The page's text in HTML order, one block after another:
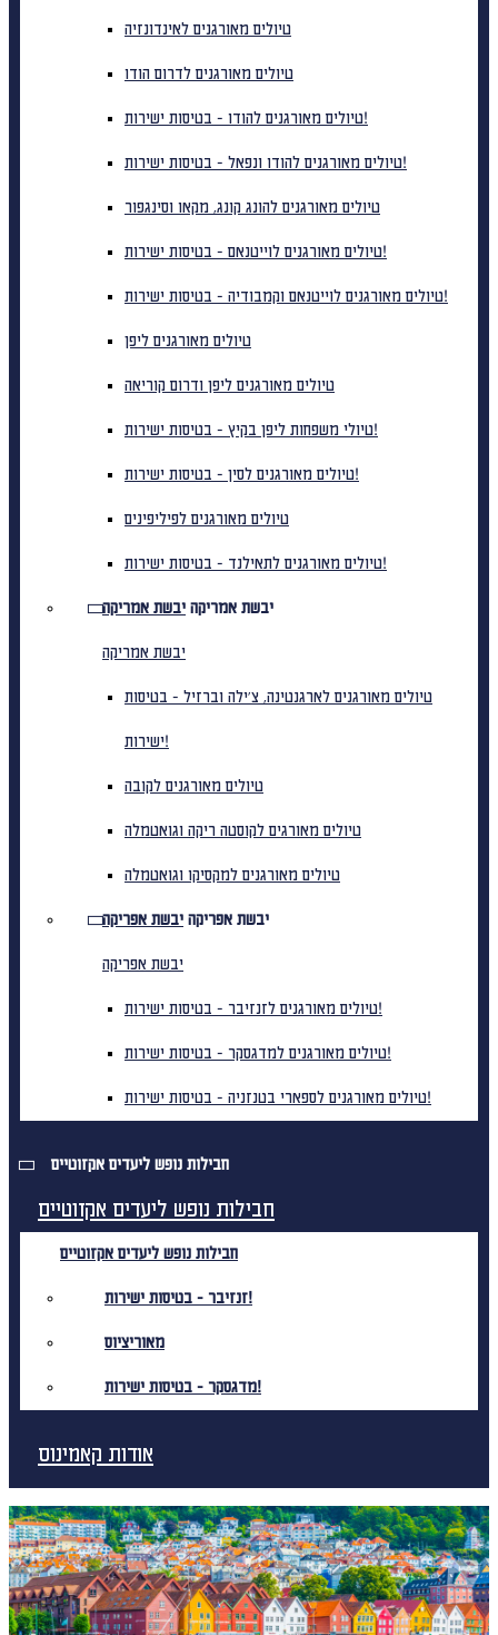
טיולים מאורגנים לאינדונזיה
טיולים מאורגנים לדרום הודו
טיולים מאורגנים להודו - בטיסות ישירות!
טיולים מאורגנים להודו ונפאל - בטיסות ישירות!
טיולים מאורגנים להונג קונג, מקאו וסינגפור
טיולים מאורגנים לוייטנאם - בטיסות ישירות!
טיולים מאורגנים לוייטנאם וקמבודיה - בטיסות ישירות!
טיולים מאורגנים ליפן
טיולים מאורגנים ליפן ודרום קוריאה
טיולי משפחות ליפן בקיץ - בטיסות ישירות!
טיולים מאורגנים לסין - בטיסות ישירות!
טיולים מאורגנים לפיליפינים
טיולים מאורגנים לתאילנד - בטיסות ישירות!
יבשת אמריקה יבשת אמריקה
יבשת אמריקה
טיולים מאורגנים לארגנטינה, צ'ילה וברזיל - בטיסות
ישירות!
טיולים מאורגנים לקובה
טיולים מאורגים לקוסטה ריקה וגואטמלה
טיולים מאורגנים למקסיקו וגואטמלה
יבשת אפריקה יבשת אפריקה
יבשת אפריקה
טיולים מאורגנים לזנזיבר - בטיסות ישירות!
טיולים מאורגנים למדגסקר - בטיסות ישירות!
טיולים מאורגנים לספארי בטנזניה - בטיסות ישירות!
חבילות נופש ליעדים אקזוטיים
חבילות נופש ליעדים אקזוטיים
חבילות נופש ליעדים אקזוטיים
זנזיבר - בטיסות ישירות!
מאוריציוס
מדגסקר - בטיסות ישירות!
אודות קאמינוס